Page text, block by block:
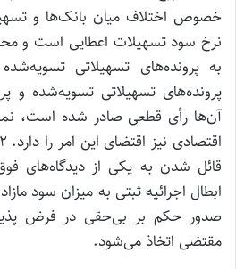
خصوص اختلاف میان بانک‌ها و
نرخ سود تسهیلات اعطایی است و
به پرونده‌های تسهیلاتی
پرونده‌های تسهیلاتی تسویه‌شده
آن‌ها رأی قطعی صادر شده است،
قائل شدن به یکی از دیدگاه‌های
ابطال اجرائیه ثبتی به میزان سود
صدور حکم بر بی‌حقی در فرض
مقتضی اتخاذ می‌شود.